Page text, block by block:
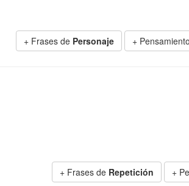
+ Frases de Personaje +
+ Frases de Repetición +